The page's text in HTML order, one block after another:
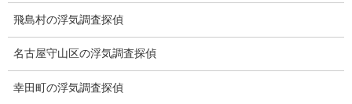
探偵
探偵を本業
調査機器
飛島村の浮気調査探偵
名古屋守山区の浮気調査探偵
幸田町の浮気調査探偵